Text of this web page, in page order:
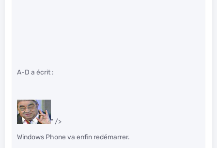
A-D a écrit :
" />
Windows Phone va enfin redémarrer.